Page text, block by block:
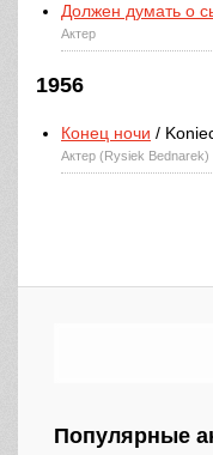
Должен думать о
Актер
1956
Конец ночи /
Актер (Rysiek Bednarek)
Популярные